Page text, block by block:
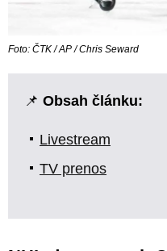
Foto: ČTK / AP / Chris Seward
📌 Obsah článku:
Livestream
TV prenos